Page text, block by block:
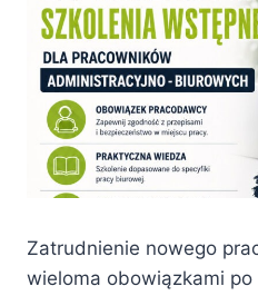
Zatrudnienie nowego
wieloma obowiązkami